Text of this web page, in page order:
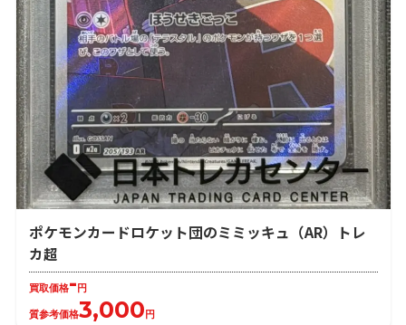
ポケモンカードロケット団のミミッキュ（AR）トレ
カ超
買取価格- 円
質参考価格3,000 円